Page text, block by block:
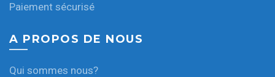
Paiement sécurisé
A PROPOS DE NOUS
Qui sommes nous?